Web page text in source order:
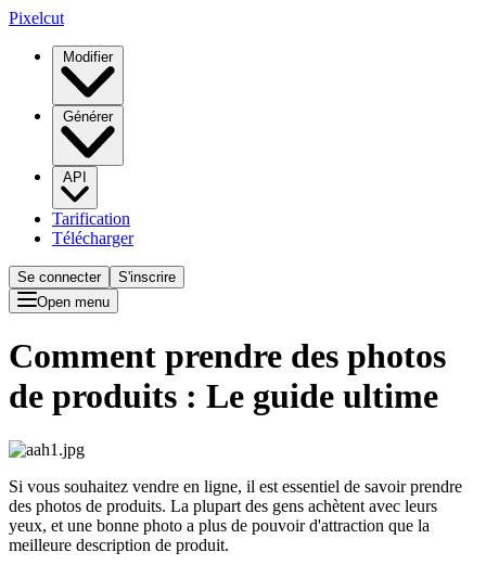
Pixelcut
Modifier
Générer
API
Tarification
Télécharger
Se connecter
S'inscrire
Open menu
Comment prendre des photos
de produits : Le guide ultime
Si vous souhaitez vendre en ligne, il est essentiel de savoir prendre
des photos de produits. La plupart des gens achètent avec leurs
yeux, et une bonne photo a plus de pouvoir d'attraction que la
meilleure description de produit.